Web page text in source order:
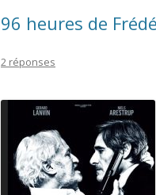
96 heures de
2 réponses